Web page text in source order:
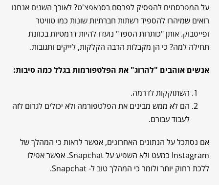
על המפרסמים להפסיק לפרסם בסנאפצ'ט? לאורך השנים אנחנו
רואים שמיהרו להספיד רשתות חברתיות שונות כמו טוויטר
ופייסבוק. אותן "כותרות הספד" נועדו להיות דרמטיות בכוונת
תחילה למה? כי הן מקבלות הרבה הקלקות, לייקים ותגובות.
אנשים אוהבים "להרוג" את הפלטפורמות בגלל כמה סיבות:
השתוקקות לדרמה.
הם לא ממש מבינים את הפלטפורמה ולא יכולים לגרום לזה
לעבוד עבורם.
אם נסתכל על הנתונים האחרונים, אפשר לראות כי המהלך של
Instagram כמעט ולא השפיע על Snapchat. אפשר אפילו
ללכת רחוק יותר ולומר כי המהלך טוב ל- Snapchat.